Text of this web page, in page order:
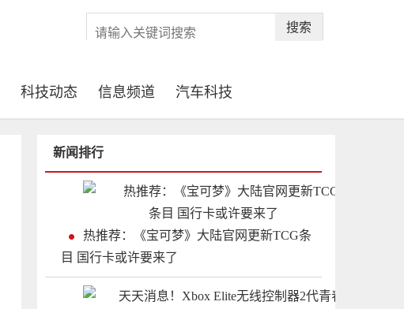
搜索
科技动态 信息频道 汽车科技
新闻排行
热推荐：《宝可梦》大陆官网更新TCG条
目 国行卡或许要来了